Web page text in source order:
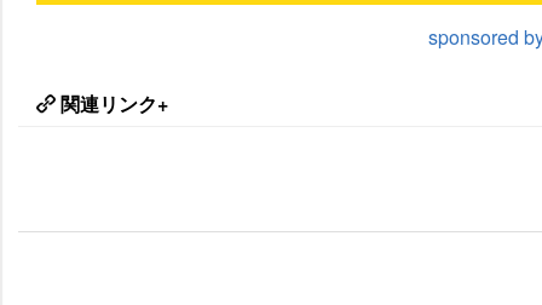
sponsored
関連リンク+